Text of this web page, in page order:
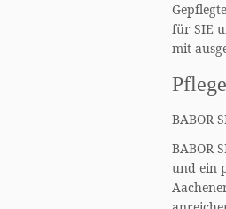
für SIE
mit
BABOR
BABOR
und ein